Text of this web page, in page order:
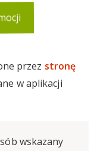
przez stronę
w aplikacji
wskazany